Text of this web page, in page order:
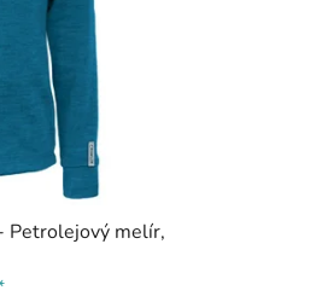
Petrolejový melír,